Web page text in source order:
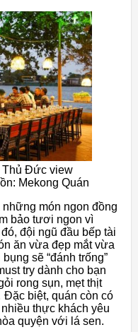
Thủ Đức view
Mekong Quán
những món ngon đồng
bảo tươi ngon vì
đội ngũ đầu bếp tài
ăn vừa đẹp mắt vừa
sẽ “đánh trống”
try dành cho bạn
rong sụn, mẹt thịt
biệt, quán còn có
thực khách yêu
quyện với lá sen.